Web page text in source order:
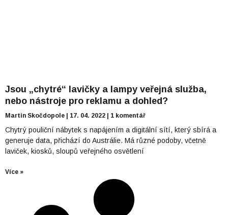
Jsou „chytré“ lavičky a lampy veřejná služba,
nebo nástroje pro reklamu a dohled?
Martin Skočdopole 17. 04. 2022 1 komentář
Chytrý pouliční nábytek s napájením a digitální sítí, který sbírá a
generuje data, přichází do Austrálie. Má různé podoby, včetně
laviček, kiosků, sloupů veřejného osvětlení
Více »